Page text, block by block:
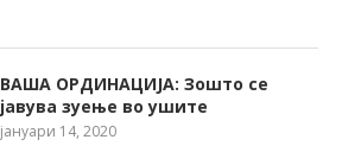
ВАША ОРДИНАЦИЈА: Зошто се
јавува зуење во ушите
јануари 14, 2020